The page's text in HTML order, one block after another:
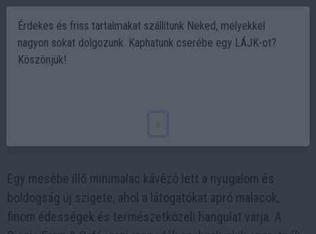
Egy mesébe illő minimalac kávézó lett a nyugalom és
boldogság új szigete, ahol a látogatókat apró malacok,
finom édességek és természetközeli hangulat várja. A
Érdekes és friss tartalmakat szállítunk Neked, melyekkel
nagyon sokat dolgozunk. Kaphatunk cserébe egy LÁJK-ot?
Köszönjük!